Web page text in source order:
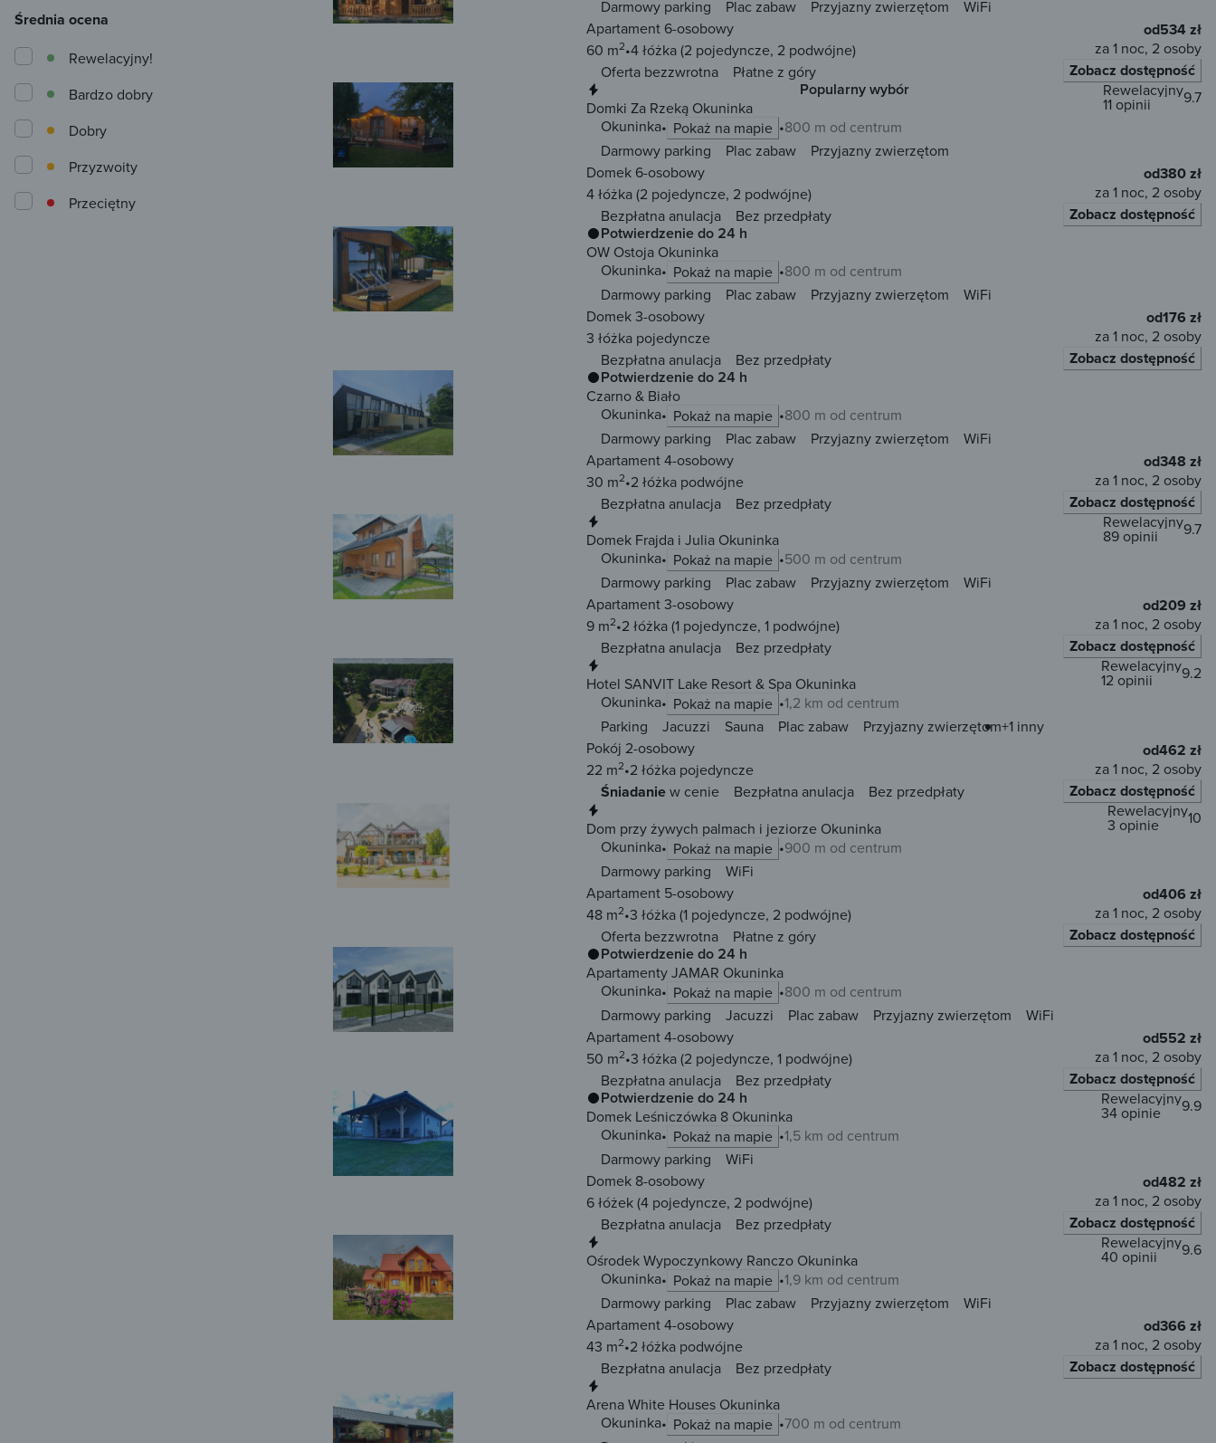
Darmowy parking Plac zabaw Przyjazny zwierzętom
WiFi
Apartament 6-osobowy
60 m2 4 łóżka(2 pojedyncze, 2 podwójne)
Oferta bezzwrotna
Płatne z góry
od534 zł
za 1 noc, 2 osoby
Zobacz dostępność
Popularny wybór
Domki Za Rzeką Okuninka
Okuninka
Pokaż na mapie 800 m od centrum
9.7
Rewelacyjny
11 opinii
Darmowy parking Plac zabaw
Przyjazny zwierzętom
Domek 6-osobowy
4 łóżka(2 pojedyncze, 2 podwójne)
Bezpłatna anulacja
Bez przedpłaty
od380 zł
za 1 noc, 2 osoby
Zobacz dostępność
Potwierdzenie do 24 h
OW Ostoja Okuninka
Okuninka
Pokaż na mapie
800 m od centrum
Darmowy parking
Plac zabaw Przyjazny zwierzętom
WiFi
Domek 3-osobowy
3 łóżka pojedyncze
Bezpłatna anulacja
Bez przedpłaty
od176 zł
za 1 noc, 2 osoby
Zobacz dostępność
Potwierdzenie do 24 h
Czarno & Biało
Okuninka
Pokaż na mapie
800 m od centrum
Darmowy parking
Plac zabaw Przyjazny zwierzętom
WiFi
Apartament 4-osobowy
30 m2 2 łóżka podwójne
Bezpłatna anulacja
Bez przedpłaty
od348 zł
za 1 noc, 2 osoby
Zobacz dostępność
Domek Frajda i Julia Okuninka
Okuninka
Pokaż na mapie 500 m od centrum
9.7
Rewelacyjny
89 opinii
Darmowy parking Plac zabaw Przyjazny zwierzętom
WiFi
Apartament 3-osobowy
9 m2 2 łóżka(1 pojedyncze, 1 podwójne)
Bezpłatna anulacja
Bez przedpłaty
od209 zł
za 1 noc, 2 osoby
Zobacz dostępność
Hotel SANVIT Lake Resort & Spa Okuninka
Okuninka
Pokaż na mapie 1,2 km od centrum
9.2
Rewelacyjny
12 opinii
Parking Jacuzzi Sauna Plac zabaw Przyjazny zwierzętom+1 inny
Pokój 2-osobowy
22 m2 2 łóżka pojedyncze
Śniadaniew cenie Bezpłatna anulacja Bez przedpłaty
od462 zł
za 1 noc, 2 osoby
Zobacz dostępność
Dom przy żywych palmach i jeziorze Okuninka
Okuninka
Pokaż na mapie 900 m od centrum
10
Rewelacyjny
3 opinie
Darmowy parking
WiFi
Apartament 5-osobowy
48 m2 3 łóżka(1 pojedyncze, 2 podwójne)
Oferta bezzwrotna
Płatne z góry
od406 zł
za 1 noc, 2 osoby
Zobacz dostępność
Potwierdzenie do 24 h
Apartamenty JAMAR Okuninka
Okuninka
Pokaż na mapie
800 m od centrum
Darmowy parking
Jacuzzi Plac zabaw Przyjazny zwierzętom
WiFi
Apartament 4-osobowy
50 m2 3 łóżka(2 pojedyncze, 1 podwójne)
Bezpłatna anulacja
Bez przedpłaty
od552 zł
za 1 noc, 2 osoby
Zobacz dostępność
Potwierdzenie do 24 h
Domek Leśniczówka 8 Okuninka
Okuninka
Pokaż na mapie 1,5 km od centrum
9.9
Rewelacyjny
34 opinie
Darmowy parking
WiFi
Domek 8-osobowy
6 łóżek(4 pojedyncze, 2 podwójne)
Bezpłatna anulacja
Bez przedpłaty
od482 zł
za 1 noc, 2 osoby
Zobacz dostępność
Ośrodek Wypoczynkowy Ranczo Okuninka
Okuninka
Pokaż na mapie 1,9 km od centrum
9.6
Rewelacyjny
40 opinii
Darmowy parking Plac zabaw Przyjazny zwierzętom
WiFi
Apartament 4-osobowy
43 m2 2 łóżka podwójne
Bezpłatna anulacja
Bez przedpłaty
od366 zł
za 1 noc, 2 osoby
Zobacz dostępność
Arena White Houses Okuninka
Okuninka
Pokaż na mapie 700 m od centrum
Średnia ocena
Przeciętny
Przyzwoity
Dobry
Bardzo dobry
Rewelacyjny!